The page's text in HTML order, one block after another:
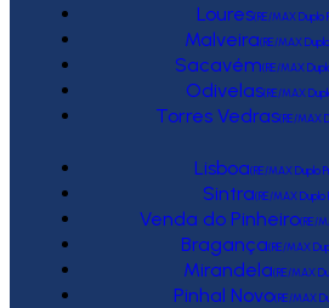
Loures(RE/MAX
Malveira(RE/MAX
Sacavém(RE/MAX
Odivelas(RE/MAX
Torres Vedras(RE/MAX
Lisboa(RE/MAX Duplo
Sintra(RE/MAX Duplo
Venda do Pinheiro(RE/
Bragança(RE/MAX
Mirandela(RE/MAX
Pinhal Novo(RE/MAX